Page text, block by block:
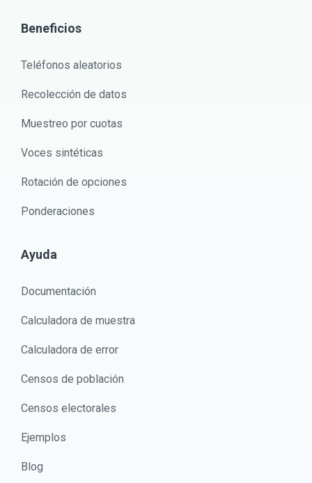
Beneficios
Teléfonos aleatorios
Recolección de datos
Muestreo por cuotas
Voces sintéticas
Rotación de opciones
Ponderaciones
Ayuda
Documentación
Calculadora de muestra
Calculadora de error
Censos de población
Censos electorales
Ejemplos
Blog